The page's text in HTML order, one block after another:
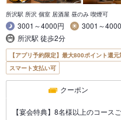
所沢駅 所沢 個室 居酒屋 昼のみ 喫煙可
3001～4000円
3001～
所沢駅 徒歩2分
【アプリ予約限定】最大800ポイント還
スマート支払い可
クーポン
【宴会特典】8名様以上のコース